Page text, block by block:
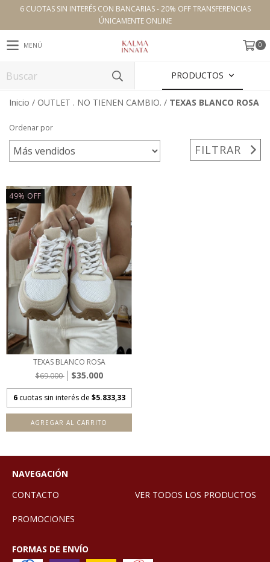
6 CUOTAS SIN INTERÉS CON BANCARIAS - 20% OFF TRANSFERENCIAS
ÚNICAMENTE ONLINE
MENÚ 0
PRODUCTOS
Inicio / OUTLET . NO TIENEN CAMBIO. / TEXAS BLANCO ROSA
Ordenar por
FILTRAR
49% OFF
TEXAS BLANCO ROSA
$69.000
$35.000
6 cuotas sin interés de $5.833,33
AGREGAR AL CARRITO
NAVEGACIÓN
CONTACTO
VER TODOS LOS PRODUCTOS
PROMOCIONES
FORMAS DE ENVÍO